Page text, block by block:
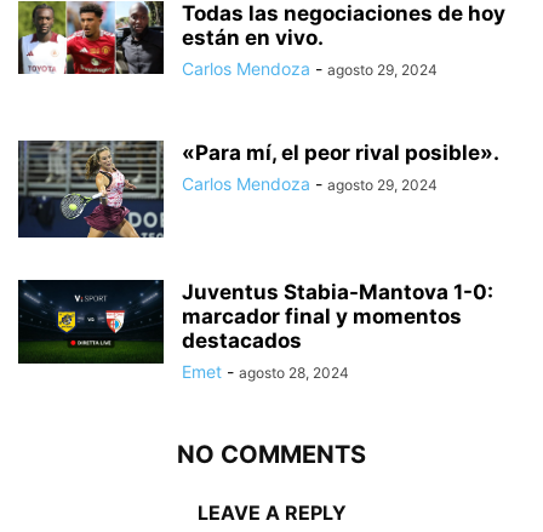
Todas las negociaciones de hoy
están en vivo.
Carlos Mendoza - agosto 29, 2024
«Para mí, el peor rival posible».
Carlos Mendoza - agosto 29, 2024
Juventus Stabia-Mantova 1-0:
marcador final y momentos
destacados
Emet - agosto 28, 2024
NO COMMENTS
LEAVE A REPLY